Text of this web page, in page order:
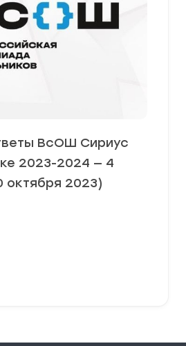
ВсОШ Сириус
2023-2024 — 4
октября 2023)